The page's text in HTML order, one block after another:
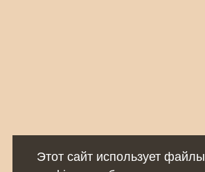
Этот сайт использует файлы